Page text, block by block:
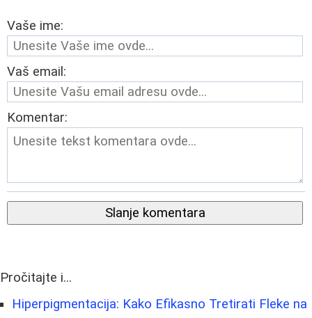
Vaše ime:
Vaš email:
Komentar:
Slanje komentara
Pročitajte i...
Hiperpigmentacija: Kako Efikasno Tretirati Fleke na